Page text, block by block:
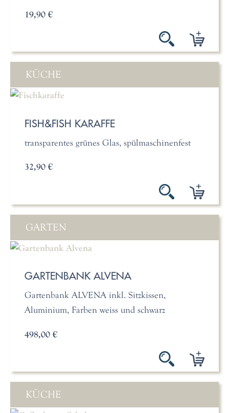
19,90 €
KÜCHE
FISH&FISH KARAFFE
transparentes grünes Glas, spülmaschinenfest
32,90 €
GARTEN
GARTENBANK ALVENA
Gartenbank ALVENA inkl. Sitzkissen,
Aluminium, Farben weiss und schwarz
498,00 €
KÜCHE